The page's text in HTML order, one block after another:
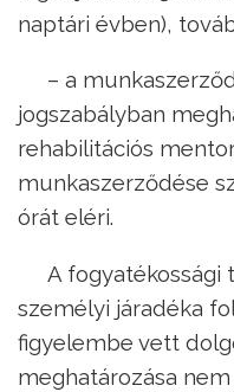
naptári évben),
– a
jogszabályban
rehabilitációs
munkaszerződése
órát eléri.
A fogyatékossági
személyi járadéka
figyelembe vett
meghatározása